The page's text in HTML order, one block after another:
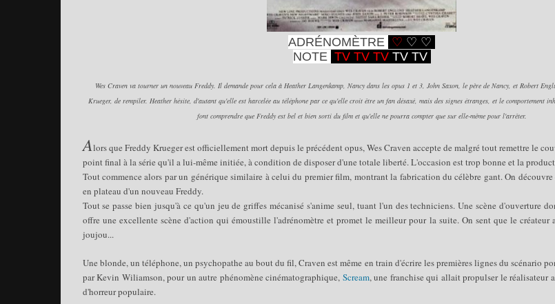
ADRÉNOMÈTRE ♡ ♡ ♡
NOTE TV TV TV TV TV
Wes Craven va tourner un nouveau Freddy. Il demande pour cela à Heather Langenkamp, Nancy dans les opus 1 et 3, John Saxon, le père de Nancy, et Robert
Krueger, de rempiler. Heather hésite, d'autant qu'elle est harcelée au téléphone par ce qu'elle croit être un fan désaxé, mais des signes étranges, et le comportement
font comprendre que Freddy est bel et bien sorti du film et qu'elle ne pourra compter que sur elle-même pour l'arrêter.
Alors que Freddy Krueger est officiellement mort depuis le précédent opus, Wes Craven accepte de malgré tout remettre le
point final à la série qu'il a lui-même initiée, à condition de disposer d'une totale liberté. L'occasion est trop bonne et la
Tout commence alors par un générique similaire à celui du premier film, montrant la fabrication du célèbre gant. On
en plateau d'un nouveau Freddy.
Tout se passe bien jusqu'à ce qu'un jeu de griffes mécanisé s'anime seul, tuant l'un des techniciens. Une scène d'ouverture
offre une excellente scène d'action qui émoustille l'adrénomètre et promet le meilleur pour la suite. On sent que le créateur
joujou...
Une blonde, un téléphone, un psychopathe au bout du fil, Craven est même en train d'écrire les premières lignes du scénario
par Kevin Wiliamson, pour un autre phénomène cinématographique, Scream, une franchise qui allait propulser le réalisateur
d'horreur populaire.